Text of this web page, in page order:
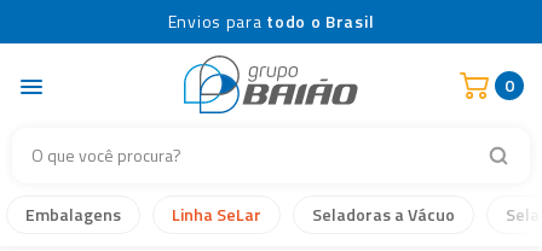
Envios para todo o Brasil
0
Embalagens Linha SeLar Seladoras a Vácuo